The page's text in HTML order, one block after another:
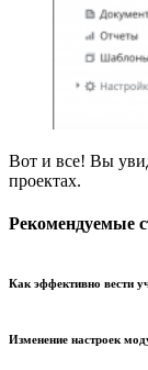
Вот и все! Вы
проектах.
Рекомендуемые
Как эффективно вести
Изменение настроек